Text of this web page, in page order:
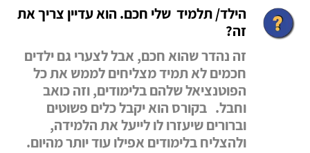
הילד/ תלמיד שלי חכם. הוא עדיין צריך את
זה?
זה נהדר שהוא חכם, אבל לצערי גם ילדים
חכמים לא תמיד מצליחים לממש את כל
הפוטנציאל שלהם בלימודים, וזה כואב
וחבל. בקורס הוא יקבל כלים פשוטים
וברורים שיעזרו לו לייעל את הלמידה,
ולהצליח בלימודים אפילו עוד יותר מהיום.